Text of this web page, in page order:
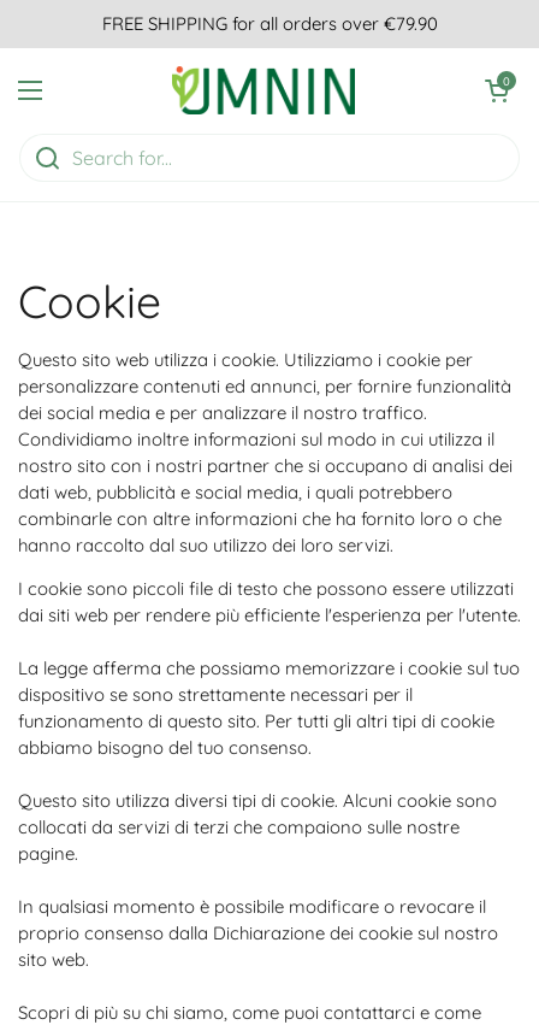
Skip to contentFREE SHIPPING for all orders over €79.90
Open menu
Open cart
0
Cookie
Questo sito web utilizza i cookie. Utilizziamo i cookie per
personalizzare contenuti ed annunci, per fornire funzionalità
dei social media e per analizzare il nostro traffico.
Condividiamo inoltre informazioni sul modo in cui utilizza il
nostro sito con i nostri partner che si occupano di analisi dei
dati web, pubblicità e social media, i quali potrebbero
combinarle con altre informazioni che ha fornito loro o che
hanno raccolto dal suo utilizzo dei loro servizi.
I cookie sono piccoli file di testo che possono essere utilizzati
dai siti web per rendere più efficiente l'esperienza per l'utente.
La legge afferma che possiamo memorizzare i cookie sul tuo
dispositivo se sono strettamente necessari per il
funzionamento di questo sito. Per tutti gli altri tipi di cookie
abbiamo bisogno del tuo consenso.
Questo sito utilizza diversi tipi di cookie. Alcuni cookie sono
collocati da servizi di terzi che compaiono sulle nostre
pagine.
In qualsiasi momento è possibile modificare o revocare il
proprio consenso dalla Dichiarazione dei cookie sul nostro
sito web.
Scopri di più su chi siamo, come puoi contattarci e come